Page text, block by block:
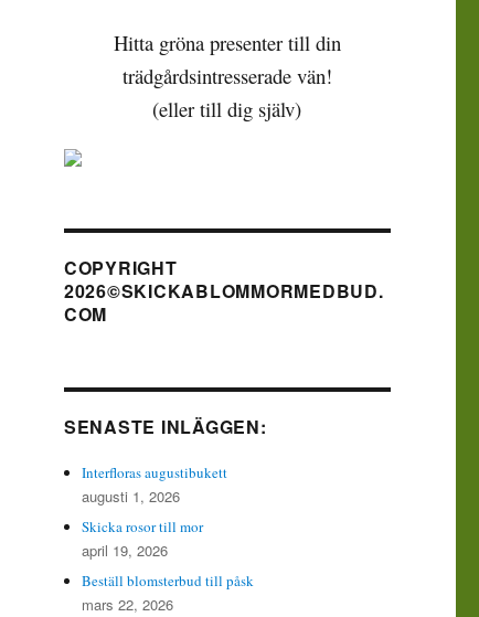
Hitta gröna presenter till din
trädgårdsintresserade vän!
(eller till dig själv)
COPYRIGHT
2026©SKICKABLOMMORMEDBUD.
COM
SENASTE INLÄGGEN:
Interfloras augustibukett
augusti 1, 2026
Skicka rosor till mor
april 19, 2026
Beställ blomsterbud till påsk
mars 22, 2026